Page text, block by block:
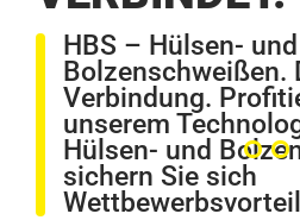
HBS – Hülsen- und
Bolzenschweißen.
Verbindung.
unserem
Hülsen- und
sichern Sie sich